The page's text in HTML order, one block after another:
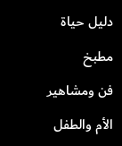
دليل حياة
مطبخ
فن ومشاهير
الأم والطفل